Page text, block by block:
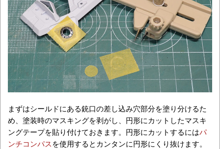
まずはシールドにある銃口の差し込み穴部分を塗り分けるた
め、塗装時のマスキングを剥がし、円形にカットしたマスキ
ングテープを貼り付けておきます。円形にカットするにはパ
ンチコンパスを使用するとカンタンに円形にくり抜けます。